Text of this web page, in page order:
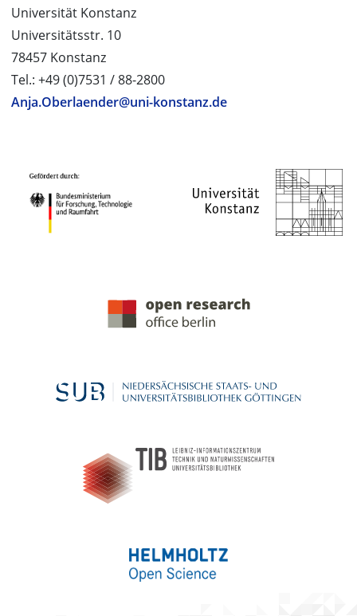
Universität Konstanz
Universitätsstr. 10
78457 Konstanz
Tel.: +49 (0)7531 / 88-2800
Anja.Oberlaender@uni-konstanz.de